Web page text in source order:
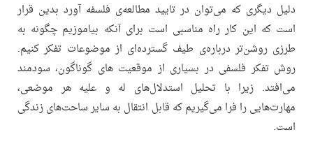
دلیل دیگری که می‌توان در تایید مطالعه‌ی فلسفه آورد بدین قرار
است که این کار راه مناسبی است برای آنکه بیاموزیم چگونه به
طرزی روشن‌تر درباره‌ی طیف گسترده‌ای از موضوعات تفکر کنیم.
روش تفکر فلسفی در بسیاری از موقعیت های گوناگون، سودمند
می‌افتد. زیرا با تحلیل استدلال‌های له و علیه هر موضعی،
مهارت‌هایی را فرا می‌گیریم که قابل انتقال به سایر ساحت‌های زندگی
است.